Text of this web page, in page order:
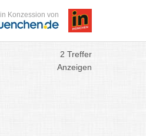
in Konzession von
2 Treffer
Anzeigen